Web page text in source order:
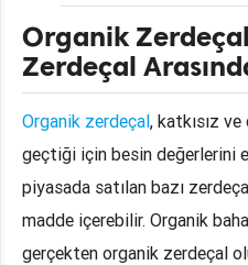
Organik
Zerdeçal
Organik zerdeçal, katkısız
geçtiği için besin değerlerini
piyasada satılan bazı
madde içerebilir. Organik
gerçekten organik zerdeçal